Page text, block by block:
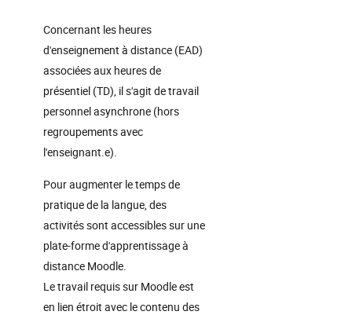
Concernant les heures
d'enseignement à distance (EAD)
associées aux heures de
présentiel (TD), il s'agit de travail
personnel asynchrone (hors
regroupements avec
l'enseignant.e).
Pour augmenter le temps de
pratique de la langue, des
activités sont accessibles sur une
plate-forme d'apprentissage à
distance Moodle.
Le travail requis sur Moodle est
en lien étroit avec le contenu des